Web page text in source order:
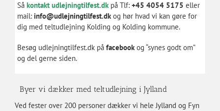
Så kontakt udlejningtilfest.dkpå Tlf:+45 4054 5175 eller
mail: info@udlejningtilfest.dkog hør hvad vi kan gøre for
dig med teltudlejning Kolding og Kolding kommune.
Besøg udlejningtilfest.dk på facebookog “synes godt om”
og del gerne siden.
Byer vi dækker med teltudlejning i Jylland
Ved fester over 200 personer dækker vi hele Jylland og Fyn